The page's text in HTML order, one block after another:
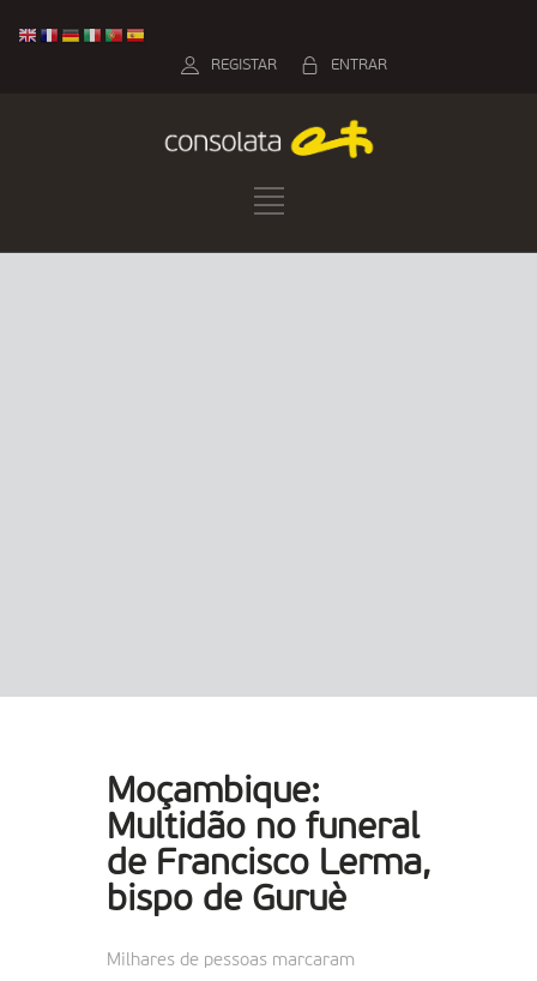
ENTRAR
REGISTAR
Moçambique:
Multidão no funeral
de Francisco Lerma,
bispo de Guruè
Milhares de pessoas marcaram